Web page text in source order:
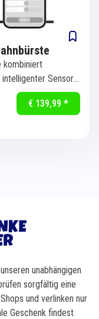
kombiniert
Sensorik
€ 139,99 *
unabhängigen
sorgfältig eine
und verlinken nur
Geschenk findest.